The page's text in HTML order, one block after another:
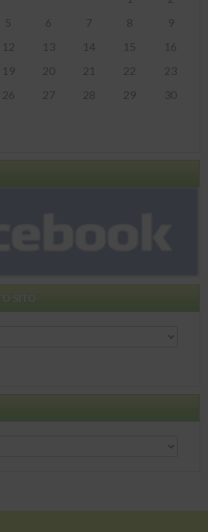
5 6 7 8
9
12 13 14 15
16
19 20 21 22
23
26 27 28 29
30
SITO